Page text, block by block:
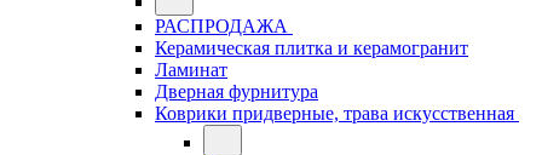
РАСПРОДАЖА
Керамическая плитка и керамогранит
Ламинат
Дверная фурнитура
Коврики придверные, трава искусственная